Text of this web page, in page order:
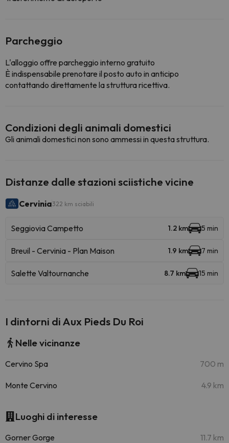
Parcheggio
L'alloggio offre parcheggio interno gratuito
È indispensabile prenotare il posto auto in anticipo
contattando direttamente la struttura ricettiva.
Condizioni degli animali domestici
Gli animali domestici non sono ammessi in questa struttura.
Distanze dalle stazioni sciistiche vicine
Cervinia322 km sciabili
Seggiovia Campetto 1.2 km 5 min
Breuil - Cervinia - Plan Maison 1.9 km 7 min
Salette Valtournanche 8.7 km 15 min
I dintorni di Aux Pieds Du Roi
Nelle vicinanze
Cervino Spa 700 m
Monte Cervino 4.9 km
Luoghi di interesse
Gorner Gorge 11.7 km